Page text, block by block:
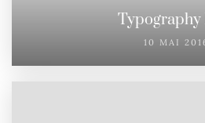
Typography
10 MAI